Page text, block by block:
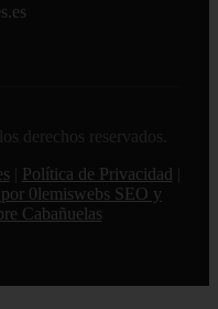
derechos reservados.
Política de Privacidad
0lemiswebs SEO y
Cabañuelas